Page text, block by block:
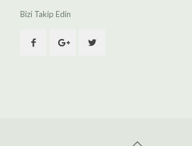
Bizi Takip Edin